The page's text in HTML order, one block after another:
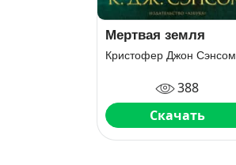
Мертвая земля
Кристофер Джон Сэнсом
388
Скачать